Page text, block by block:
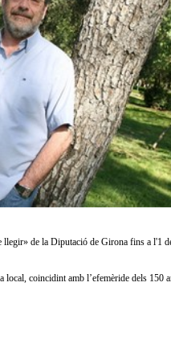
de la Diputació de Girona fins a l'1
coincidint amb l’efemèride dels 150